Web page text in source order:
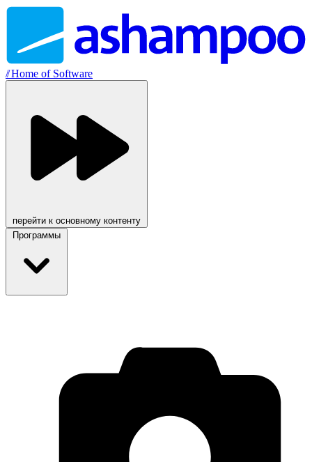
//Home of Software
перейти к основному контенту
Программы